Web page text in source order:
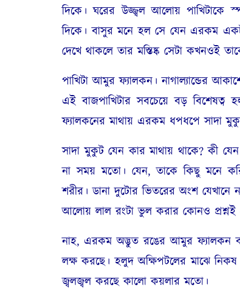
দিকে। ঘরের উজ্জ্বল আলোয় পাখিটাকে
দিকে। বাসুর মনে হল সে যেন এরকম
দেখে থাকলে তার মস্তিষ্ক সেটা কখনওই
পাখিটা আমুর ফ্যালকন। নাগাল্যান্ডের
এই বাজপাখিটার সবচেয়ে বড়
ফ্যালকনের মাথায় এরকম ধপধপে সাদা
সাদা মুকুট যেন কার মাথায় থাকে?কী
না সময় মতো। যেন,তাকে কিছু মনে
শরীর। ডানা দুটোর ভিতরের অংশ
আলোয় লাল রংটা ভুল করার কোনও প্রশ্নই
নাহ, এরকম অদ্ভুত রঙের আমুর ফ্যালকন
লক্ষ করছে। হলুদ অক্ষিপটলের মাঝে
জ্বলজ্বল করছে কালো কয়লার মতো।